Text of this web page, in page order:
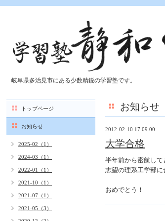
岐阜県多治見市にある少数精鋭の学習塾です。
お知らせ
2012-02-10 17:09:00
大学合格
半年前から密航して
志望の理系工学部に
おめでとう！
トップページ
お知らせ
2025-02（1）
2024-03（1）
2022-01（1）
2021-10（1）
2021-07（1）
2021-05（3）